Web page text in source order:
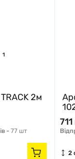
1
2м
- 77 шт
2